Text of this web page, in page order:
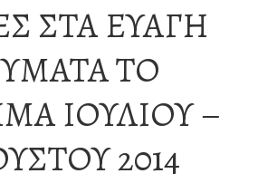
ΣΤΑ ΕΥΑΓΗ
ΤΟ
ΙΟΥΛΙΟΥ –
2014